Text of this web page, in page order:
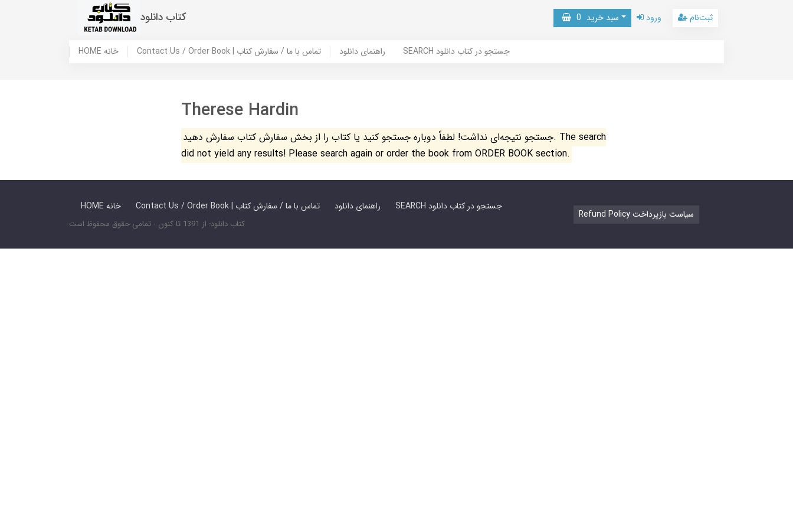
کتاب دانلود سبد خرید 0 ورود ثبت‌نام
HOME خانه Contact Us / Order Book | تماس با ما / سفارش کتاب راهنمای دانلود SEARCH جستجو در کتاب دانلود
Therese Hardin
جستجو نتیجه‌ای نداشت! لطفاً دوباره جستجو کنید یا کتاب را از بخش سفارش کتاب سفارش دهید. The search
did not yield any results! Please search again or order the book from ORDER BOOK section.
HOME خانه Contact Us / Order Book | تماس با ما / سفارش کتاب راهنمای دانلود SEARCH جستجو در کتاب دانلود
کتاب دانلود: از 1391 تا کنون - تمامی حقوق محفوظ است
Refund Policy سیاست بازپرداخت